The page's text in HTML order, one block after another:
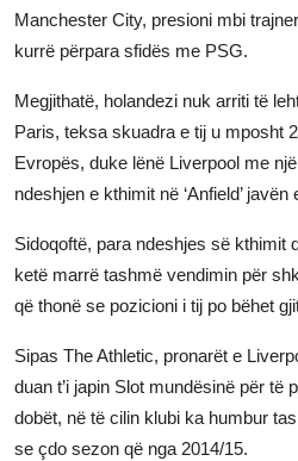
Manchester City, presioni mbi
kurrë përpara sfidës me PSG.
Megjithatë, holandezi nuk arriti të
Paris, teksa skuadra e tij u mposht
Evropës, duke lënë Liverpool me
ndeshjen e kthimit në ‘Anfield’ javën
Sidoqoftë, para ndeshjes së kthimit
ketë marrë tashmë vendimin për
që thonë se pozicioni i tij po bëhet
Sipas The Athletic, pronarët e
duan t’i japin Slot mundësinë për të
dobët, në të cilin klubi ka humbur
se çdo sezon që nga 2014/15.